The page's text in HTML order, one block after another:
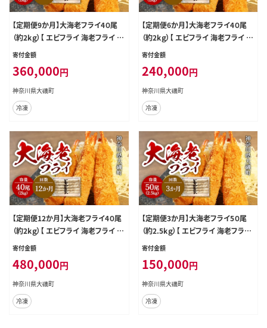
【定期便9か月】大海老フライ4０尾
（約2kｇ）【 エビフライ 海老フライ エ
ビ 海老 フライ 冷凍 冷凍食品 神奈
老 洋食 進物用 お惣菜 父の日 お歳
暮 ギフト 贈答品 食品 増粘多糖類
母の日 ディナー 誕生日 忘年会 】
寄付金額
360,000円
神奈川県大磯町
冷凍
【定期便6か月】大海老フライ4０尾
（約2kｇ）【 エビフライ 海老フライ エ
ビ 海老 フライ 冷凍 冷凍食品 神奈
老 洋食 進物用 お惣菜 父の日 お歳
暮 ギフト 贈答品 食品 増粘多糖類
母の日 ディナー 誕生日 忘年会 】
寄付金額
240,000円
神奈川県大磯町
冷凍
【定期便12か月】大海老フライ4０尾
（約2kｇ）【 エビフライ 海老フライ エ
ビ 海老 フライ 冷凍 冷凍食品 神奈
老 洋食 進物用 お惣菜 父の日 お歳
暮 ギフト 贈答品 食品 増粘多糖類
母の日 ディナー 誕生日 忘年会 】
寄付金額
480,000円
神奈川県大磯町
冷凍
【定期便3か月】大海老フライ5０尾
（約2.5kｇ）【 エビフライ 海老フライ
エビ 海老 フライ 冷凍 冷凍食品 神
海老 洋食 進物用 お惣菜 父の日 お
歳暮 ギフト 贈答品 食品 増粘多糖類
母の日 ディナー 誕生日 忘年会 】
寄付金額
150,000円
神奈川県大磯町
冷凍